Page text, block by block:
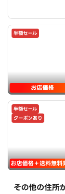
半額セール
お店価格
半額セール
クーポンあり
お店価格＋送料無料
その他の住所